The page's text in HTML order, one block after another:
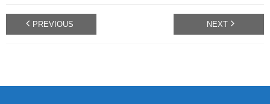
PREVIOUS NEXT